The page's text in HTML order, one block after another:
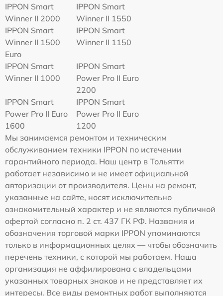
IPPON Smart
Winner II 2000
IPPON Smart
Winner II 1550
IPPON Smart
Winner II 1500
Euro
IPPON Smart
Winner II 1150
IPPON Smart
Winner II 1000
IPPON Smart
Power Pro II Euro
2200
IPPON Smart
Power Pro II Euro
1600
IPPON Smart
Power Pro II Euro
1200
Мы занимаемся ремонтом и техническим
обслуживанием техники IPPON по истечении
гарантийного периода. Наш центр в Тольятти
работает независимо и не имеет официальной
авторизации от производителя. Цены на ремонт,
указанные на сайте, носят исключительно
ознакомительный характер и не являются публичной
офертой согласно п. 2 ст. 437 ГК РФ. Названия и
обозначения торговой марки IPPON упоминаются
только в информационных целях — чтобы обозначить
перечень техники, с которой мы работаем. Наша
организация не аффилирована с владельцами
указанных товарных знаков и не представляет их
интересы. Все виды ремонтных работ выполняются